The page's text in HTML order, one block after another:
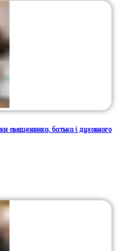
священника, батька і духовного